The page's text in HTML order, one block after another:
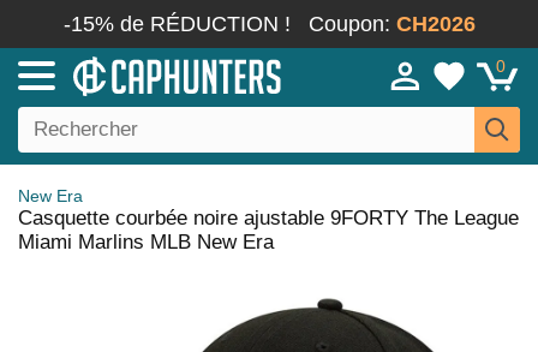
-15% de RÉDUCTION ! Coupon: CH2026
0
New Era
Casquette courbée noire ajustable 9FORTY The League
Miami Marlins MLB New Era